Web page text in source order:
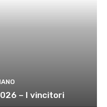
– I vincitori